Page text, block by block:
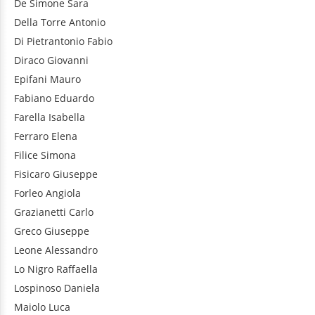
De Simone Sara
Della Torre Antonio
Di Pietrantonio Fabio
Diraco Giovanni
Epifani Mauro
Fabiano Eduardo
Farella Isabella
Ferraro Elena
Filice Simona
Fisicaro Giuseppe
Forleo Angiola
Grazianetti Carlo
Greco Giuseppe
Leone Alessandro
Lo Nigro Raffaella
Lospinoso Daniela
Maiolo Luca